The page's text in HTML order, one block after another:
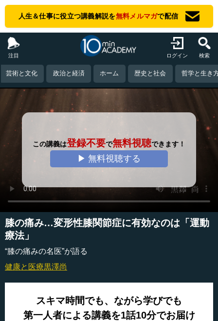
人生＆仕事に役立つ講義解説を無料メルマガで配信
注目 ログイン 検索
芸術と文化 政治と経済 ホーム 歴史と社会 哲学と生き
この講義は登録不要で無料視聴できます！
▶ 無料視聴する
膝の痛み…変形性膝関節症に有効なのは「運動
療法」
“膝の痛みの名医”が語る
健康と医療黒澤尚
スキマ時間でも、ながら学びでも
第一人者による講義を1話10分でお届け